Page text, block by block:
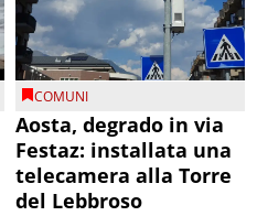
COMUNI
Aosta, degrado in via
Festaz: installata una
telecamera alla Torre
del Lebbroso